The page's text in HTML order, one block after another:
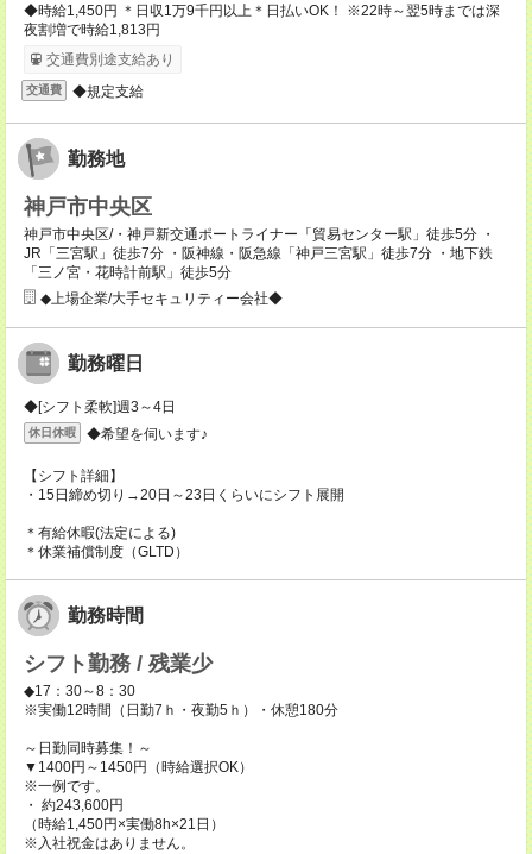
◆時給1,450円 ＊日収1万9千円以上＊日払いOK！ ※22時～翌5時までは深
夜割増で時給1,813円
交通費別途支給あり
交通費 ◆規定支給
勤務地
神戸市中央区
神戸市中央区/・神戸新交通ポートライナー「貿易センター駅」徒歩5分 ・
JR「三宮駅」徒歩7分 ・阪神線・阪急線「神戸三宮駅」徒歩7分 ・地下鉄
「三ノ宮・花時計前駅」徒歩5分
◆上場企業/大手セキュリティー会社◆
勤務曜日
◆[シフト柔軟]週3～4日
休日休暇 ◆希望を伺います♪
【シフト詳細】
・15日締め切り→20日～23日くらいにシフト展開
＊有給休暇(法定による)
＊休業補償制度（GLTD）
勤務時間
シフト勤務 / 残業少
◆17：30～8：30
※実働12時間（日勤7ｈ・夜勤5ｈ）・休憩180分
～日勤同時募集！～
▼1400円～1450円（時給選択OK）
※一例です。
・ 約243,600円
（時給1,450円×実働8h×21日）
※入社祝金はありません。